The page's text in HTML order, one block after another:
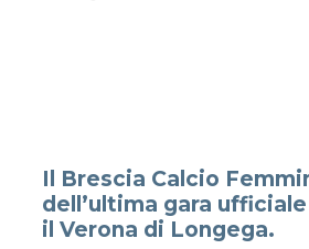
Il Brescia Calcio
dell’ultima gara
il Verona di Longega.